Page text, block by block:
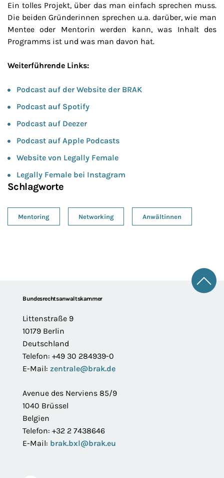
Ein tolles Projekt, über das man einfach sprechen muss.
Die beiden Gründerinnen sprechen u.a. darüber, wie man
Mentee oder Mentorin werden kann, was Inhalt des
Programms ist und was man davon hat.
Weiterführende Links:
Podcast auf der Website der BRAK
Podcast auf Spotify
Podcast auf Deezer
Podcast auf Apple Podcasts
Website von Legally Female
Legally Female bei Instagram
Schlagworte
Mentoring Networking Anwältinnen
FooterBundesrechtsanwaltskammer
Littenstraße 9
10179 Berlin
Deutschland
Telefon: +49 30 284939-0
E-Mail: zentrale@brak.de
Avenue des Nerviens 85/9
1040 Brüssel
Belgien
Telefon: +32 2 7438646
E-Mail: brak.bxl@brak.eu